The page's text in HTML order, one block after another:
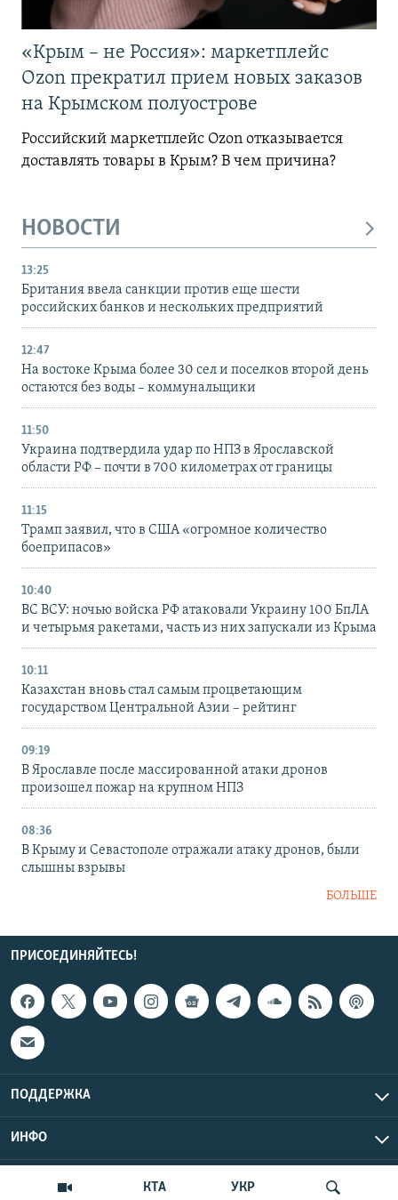
КТА УКР
«Крым – не Россия»: маркетплейс
Ozon прекратил прием новых заказов
на Крымском полуострове
Российский маркетплейс Ozon отказывается
доставлять товары в Крым? В чем причина?
НОВОСТИ
13:25
Британия ввела санкции против еще шести
российских банков и нескольких предприятий
12:47
На востоке Крыма более 30 сел и поселков второй день
остаются без воды – коммунальщики
11:50
Украина подтвердила удар по НПЗ в Ярославской
области РФ – почти в 700 километрах от границы
11:15
Трамп заявил, что в США «огромное количество
боеприпасов»
10:40
ВС ВСУ: ночью войска РФ атаковали Украину 100 БпЛА
и четырьмя ракетами, часть из них запускали из Крыма
10:11
Казахстан вновь стал самым процветающим
государством Центральной Азии – рейтинг
09:19
В Ярославле после массированной атаки дронов
произошел пожар на крупном НПЗ
08:36
В Крыму и Севастополе отражали атаку дронов, были
слышны взрывы
БОЛЬШЕ
ПРИСОЕДИНЯЙТЕСЬ!
ПОДДЕРЖКА
ИНФО
Copyright Крым.Реалии, 2026 | Все права защищены.
UTC+3